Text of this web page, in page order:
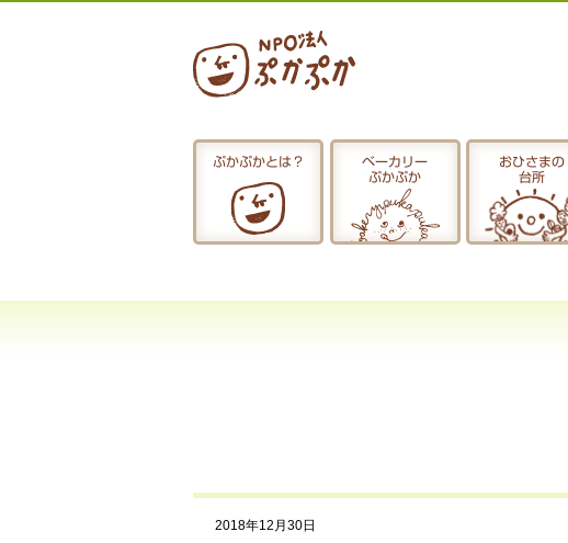
ぷかぷかとは？
ぷかぷかとは？
ベーカリー
ぷかぷか
おひさまの
台所
2018年12月30日